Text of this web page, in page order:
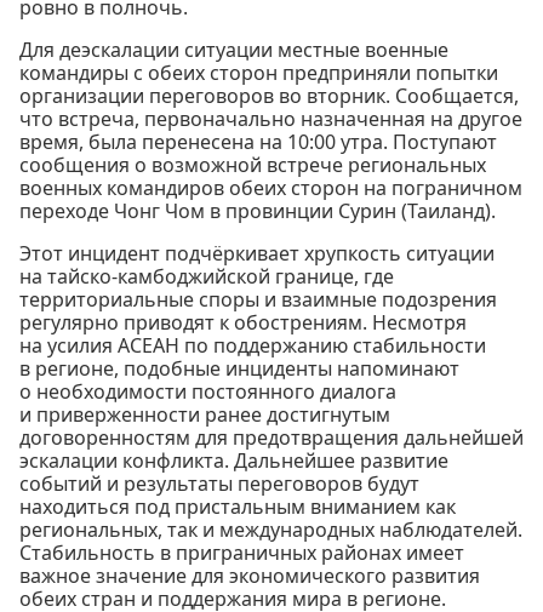
ровно в полночь.
Для деэскалации ситуации местные военные
командиры с обеих сторон предприняли попытки
организации переговоров во вторник. Сообщается,
что встреча, первоначально назначенная на другое
время, была перенесена на 10:00 утра. Поступают
сообщения о возможной встрече региональных
военных командиров обеих сторон на пограничном
переходе Чонг Чом в провинции Сурин (Таиланд).
Этот инцидент подчёркивает хрупкость ситуации
на тайско-камбоджийской границе, где
территориальные споры и взаимные подозрения
регулярно приводят к обострениям. Несмотря
на усилия АСЕАН по поддержанию стабильности
в регионе, подобные инциденты напоминают
о необходимости постоянного диалога
и приверженности ранее достигнутым
договоренностям для предотвращения дальнейшей
эскалации конфликта. Дальнейшее развитие
событий и результаты переговоров будут
находиться под пристальным вниманием как
региональных, так и международных наблюдателей.
Стабильность в приграничных районах имеет
важное значение для экономического развития
обеих стран и поддержания мира в регионе.